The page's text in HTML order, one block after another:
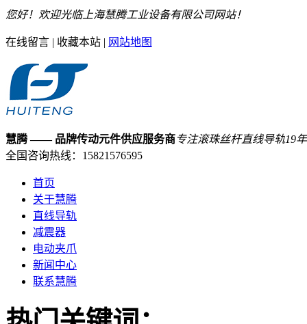
您好！欢迎光临上海慧腾工业设备有限公司网站！
在线留言 | 收藏本站 | 网站地图
慧腾—— 品牌传动元件供应服务商专注滚珠丝杆直线导轨19年
全国咨询热线： 15821576595
首页
关于慧腾
直线导轨
减震器
电动夹爪
新闻中心
联系慧腾